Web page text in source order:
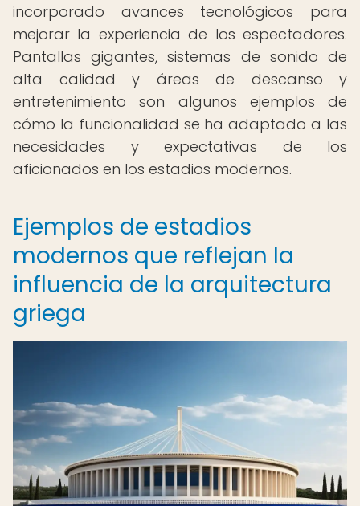
incorporado avances tecnológicos para
mejorar la experiencia de los espectadores.
Pantallas gigantes, sistemas de sonido de
alta calidad y áreas de descanso y
entretenimiento son algunos ejemplos de
cómo la funcionalidad se ha adaptado a las
necesidades y expectativas de los
aficionados en los estadios modernos.
Ejemplos de estadios
modernos que reflejan la
influencia de la arquitectura
griega